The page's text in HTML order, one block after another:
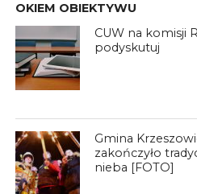
OKIEM OBIEKTYWU
CUW na komisji
podyskutuj
Gmina
zakończyło
nieba [FOTO]